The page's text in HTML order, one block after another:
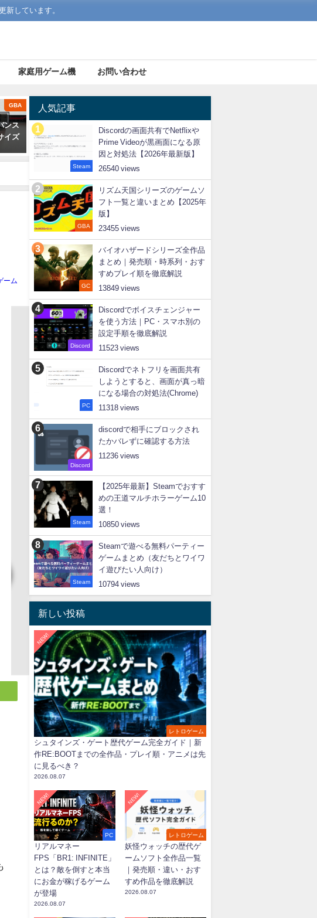
新しています。
家庭用ゲーム機 お問い合わせ
GBA
ンス
イズ
ーム
人気記事
Steam
Discordの画面共有でNetflixや
Prime Videoが黒画面になる原
因と対処法【2026年最新版】
26540
GBA
リズム天国シリーズのゲームソ
フト一覧と違いまとめ【2025年
版】
23455
GC
バイオハザードシリーズ全作品
まとめ｜発売順・時系列・おす
すめプレイ順を徹底解説
13849
Discord
Discordでボイスチェンジャー
を使う方法｜PC・スマホ別の
設定手順を徹底解説
11523
PC
Discordでネトフリを画面共有
しようとすると、画面が真っ暗
になる場合の対処法(Chrome)
11318
Discord
discordで相手にブロックされ
たかバレずに確認する方法
11236
Steam
【2025年最新】Steamでおすす
めの王道マルチホラーゲーム10
選！
10850
Steam
Steamで遊べる無料パーティー
ゲームまとめ（友だちとワイワ
イ遊びたい人向け）
10794
新しい投稿
レトロゲーム
NEW!
シュタインズ・ゲート歴代ゲーム完全ガイド｜新
作RE:BOOTまでの全作品・プレイ順・アニメは先
に見るべき？
2026.08.07
PC
NEW!
リアルマネー
FPS「BR1: INFINITE」
とは？敵を倒すと本当
にお金が稼げるゲーム
が登場
2026.08.07
レトロゲーム
NEW!
妖怪ウォッチの歴代ゲ
ームソフト全作品一覧
｜発売順・違い・おす
すめ作品を徹底解説
2026.08.07